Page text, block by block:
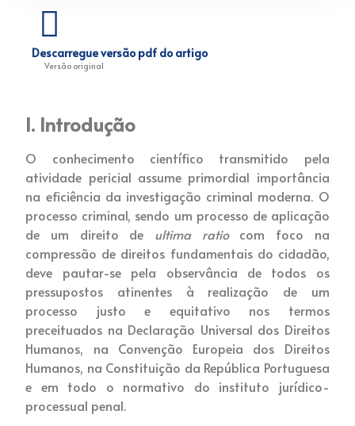
Descarregue versão pdf do artigo
Versão original
I. Introdução
O conhecimento científico transmitido pela
atividade pericial assume primordial importância
na eficiência da investigação criminal moderna. O
processo criminal, sendo um processo de aplicação
de um direito de ultima ratiocom foco na
compressão de direitos fundamentais do cidadão,
deve pautar-se pela observância de todos os
pressupostos atinentes à realização de um
processo justo e equitativo nos termos
preceituados na Declaração Universal dos Direitos
Humanos, na Convenção Europeia dos Direitos
Humanos, na Constituição da República Portuguesa
e em todo o normativo do instituto jurídico-
processual penal.